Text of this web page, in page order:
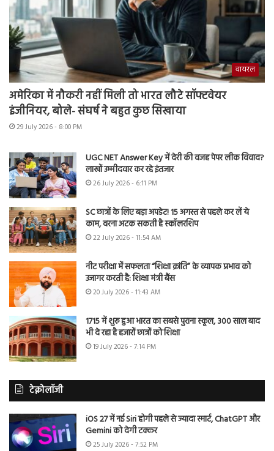
वायरल
अमेरिका में नौकरी नहीं मिली तो भारत लौटे सॉफ्टवेयर
इंजीनियर, बोले- संघर्ष ने बहुत कुछ सिखाया
29 July 2026 - 8:00 PM
UGC NET Answer Key में देरी की वजह पेपर लीक विवाद?
लाखों उम्मीदवार कर रहे इंतजार
26 July 2026 - 6:11 PM
SC छात्रों के लिए बड़ा अपडेट! 15 अगस्त से पहले कर लें ये
काम, वरना अटक सकती है स्कॉलरशिप
22 July 2026 - 11:54 AM
नीट परीक्षा में सफलता “शिक्षा क्रांति” के व्यापक प्रभाव को
उजागर करती है: शिक्षा मंत्री बैंस
20 July 2026 - 11:43 AM
1715 में शुरू हुआ भारत का सबसे पुराना स्कूल, 300 साल बाद
भी दे रहा है हजारों छात्रों को शिक्षा
19 July 2026 - 7:14 PM
टेक्नोलॉजी
iOS 27 में नई Siri होगी पहले से ज्यादा स्मार्ट, ChatGPT और
Gemini को देगी टक्कर
25 July 2026 - 7:52 PM